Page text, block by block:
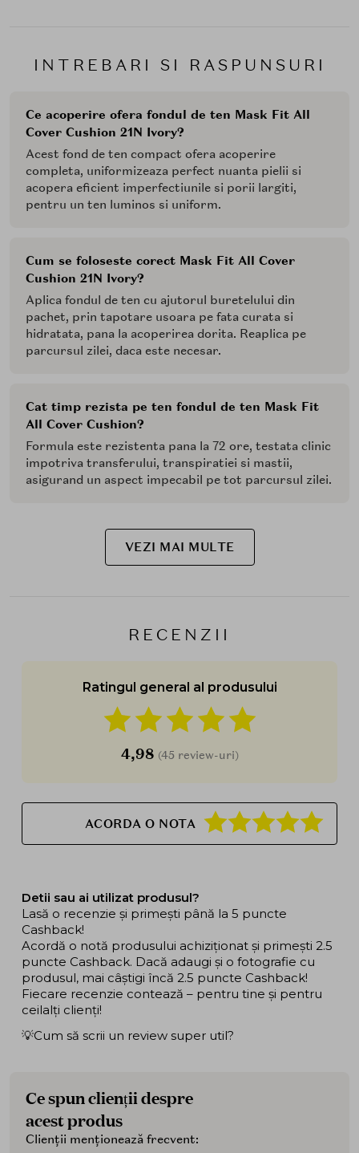
INTREBARI SI RASPUNSURI
Ce acoperire ofera fondul de ten Mask Fit All
Cover Cushion 21N Ivory?
Acest fond de ten compact ofera acoperire
completa, uniformizeaza perfect nuanta pielii si
acopera eficient imperfectiunile si porii largiti,
pentru un ten luminos si uniform.
Cum se foloseste corect Mask Fit All Cover
Cushion 21N Ivory?
Aplica fondul de ten cu ajutorul buretelului din
pachet, prin tapotare usoara pe fata curata si
hidratata, pana la acoperirea dorita. Reaplica pe
parcursul zilei, daca este necesar.
Cat timp rezista pe ten fondul de ten Mask Fit
All Cover Cushion?
Formula este rezistenta pana la 72 ore, testata clinic
impotriva transferului, transpiratiei si mastii,
asigurand un aspect impecabil pe tot parcursul zilei.
VEZI MAI MULTE
RECENZII
Ratingul general al produsului
4,98 (45 review-uri)
ACORDA O NOTA
Detii sau ai utilizat produsul?
Lasă o recenzie și primești până la 5 puncte
Cashback!
Acordă o notă produsului achiziționat și primești 2.5
puncte Cashback. Dacă adaugi și o fotografie cu
produsul, mai câștigi încă 2.5 puncte Cashback!
Fiecare recenzie contează – pentru tine și pentru
ceilalți clienți!
💡Cum să scrii un review super util?
Ce spun clienții despre
acest produs
Clienții menționează frecvent: